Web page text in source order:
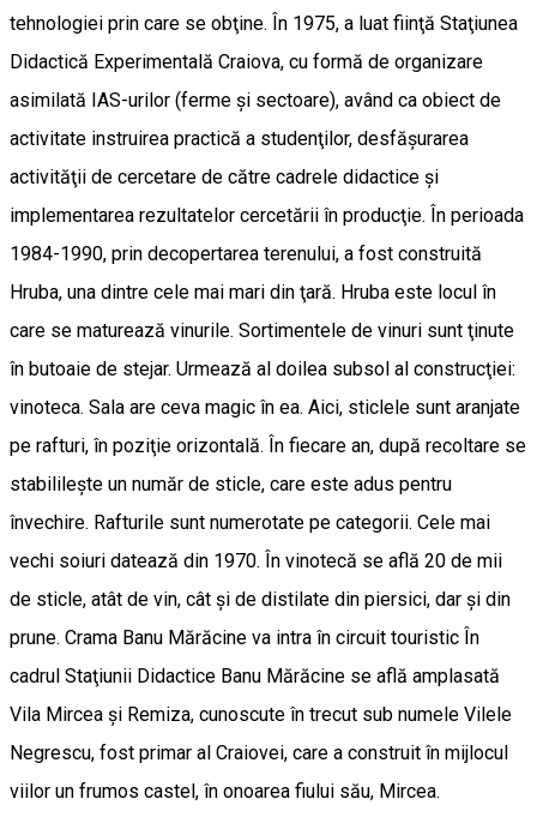
tehnologiei prin care se obţine. În 1975, a luat fiinţă Staţiunea
Didactică Experimentală Craiova, cu formă de organizare
asimilată IAS-urilor (ferme şi sectoare), având ca obiect de
activitate instruirea practică a studenţilor, desfăşurarea
activităţii de cercetare de către cadrele didactice şi
implementarea rezultatelor cercetării în producţie. În perioada
1984-1990, prin decopertarea terenului, a fost construită
Hruba, una dintre cele mai mari din ţară. Hruba este locul în
care se maturează vinurile. Sortimentele de vinuri sunt ţinute
în butoaie de stejar. Urmează al doilea subsol al construcţiei:
vinoteca. Sala are ceva magic în ea. Aici, sticlele sunt aranjate
pe rafturi, în poziţie orizontală. În fiecare an, după recoltare se
stabilileşte un număr de sticle, care este adus pentru
învechire. Rafturile sunt numerotate pe categorii. Cele mai
vechi soiuri datează din 1970. În vinotecă se află 20 de mii
de sticle, atât de vin, cât şi de distilate din piersici, dar şi din
prune. Crama Banu Mărăcine va intra în circuit touristic În
cadrul Staţiunii Didactice Banu Mărăcine se află amplasată
Vila Mircea şi Remiza, cunoscute în trecut sub numele Vilele
Negrescu, fost primar al Craiovei, care a construit în mijlocul
viilor un frumos castel, în onoarea fiului său, Mircea.